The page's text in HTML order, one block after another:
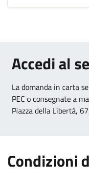
Accedi al
La domanda in carta
PEC o consegnate a
Piazza della Libertà,
Condizioni